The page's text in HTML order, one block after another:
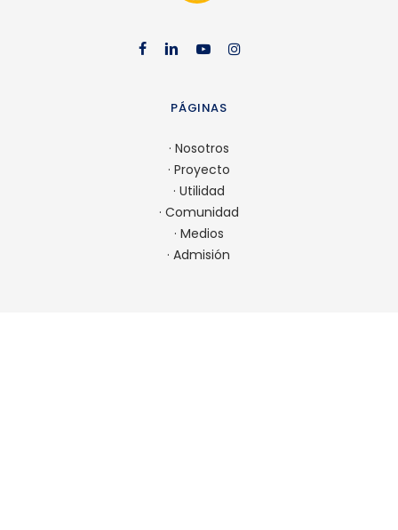
facebook
linkedin
youtube
PÁGINAS
· Nosotros
· Proyecto
· Utilidad
· Comunidad
· Medios
·Admisión